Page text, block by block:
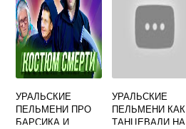
УРАЛЬСКИЕ
ПЕЛЬМЕНИ ПРО
БАРСИКА И
УРАЛЬСКИЕ
ПЕЛЬМЕНИ КАК
ТАНЦЕВАЛИ НА